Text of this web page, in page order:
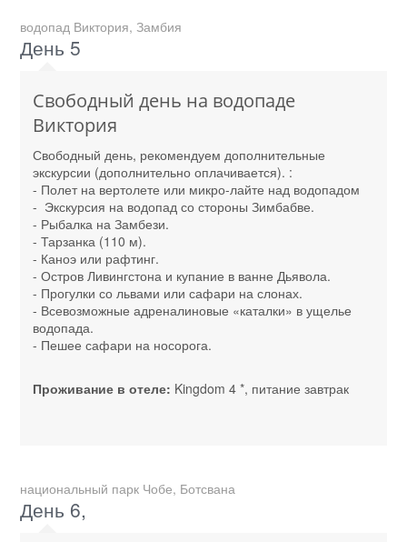
водопад Виктория, Замбия
День 5
Свободный день на водопаде
Виктория
Свободный день, рекомендуем дополнительные
экскурсии (дополнительно оплачивается). :
- Полет на вертолете или микро-лайте над водопадом
- Экскурсия на водопад со стороны Зимбабве.
- Рыбалка на Замбези.
- Тарзанка (110 м).
- Каноэ или рафтинг.
- Остров Ливингстона и купание в ванне Дьявола.
- Прогулки со львами или сафари на слонах.
- Всевозможные адреналиновые «каталки» в ущелье
водопада.
- Пешее сафари на носорога.
Проживание в отеле: Kingdom 4 *, питание завтрак
национальный парк Чобе, Ботсвана
День 6,